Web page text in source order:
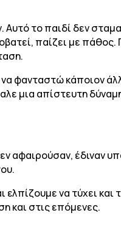
το παιδί δεν
παίζει με πάθος.
φανταστώ κάποιον
μια απίστευτη
αφαιρούσαν, έδιναν
να τύχει
και στις επόμενες.